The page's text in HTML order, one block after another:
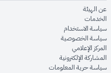
عن الهيئةopens in new window
الخدماتopens in new window
سياسة الاستخدام
سياسة الخصوصيةopens in new window
المركز الإعلاميopens in new window
المشاركة الإلكترونيةin new window
سياسة حرية المعلوماتin new window